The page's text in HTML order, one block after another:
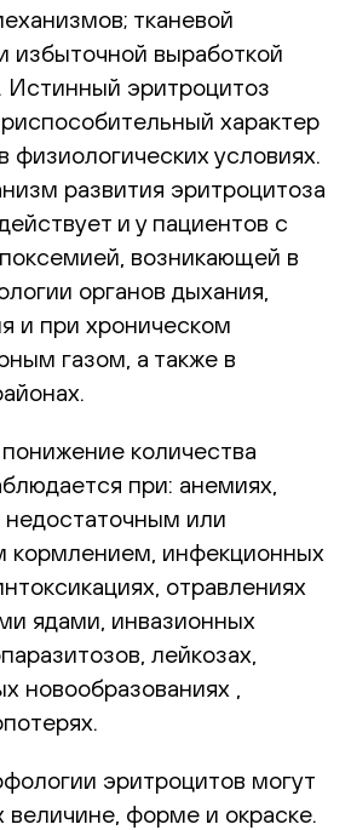
тканевой
избыточной выработкой
Истинный эритроцитоз
характер
физиологических условиях.
развития эритроцитоза
и у пациентов с
возникающей в
органов дыхания,
и при хроническом
газом, а также в
количества
при: анемиях,
или
кормлением, инфекционных
отравлениях
ядами, инвазионных
лейкозах,
новообразованиях ,
эритроцитов могут
величине, форме и окраске.